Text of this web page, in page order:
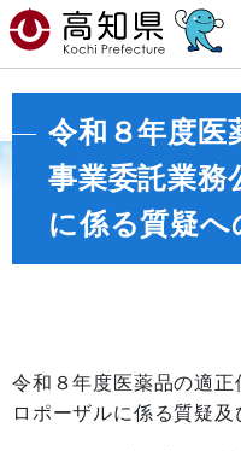
令和８年度医
事業委託業務
に係る質疑
令和８年度医薬品の適
ロポーザルに係る質疑及